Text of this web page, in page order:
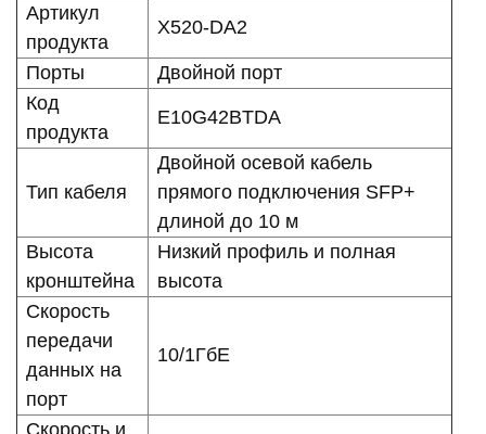
Артикул
продукта
X520-DA2
Порты
Двойной порт
Код
продукта
E10G42BTDA
Тип кабеля
Двойной осевой кабель
прямого подключения SFP+
длиной до 10 м
Высота
кронштейна
Низкий профиль и полная
высота
Скорость
передачи
данных на
порт
10/1ГбЕ
Скорость и